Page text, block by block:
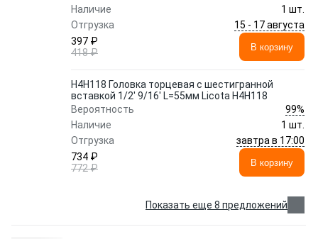
Наличие
1 шт.
Отгрузка
15 - 17 августа
397 ₽
418 ₽
В корзину
H4H118 Головка торцевая с шестигранной
вставкой 1/2' 9/16' L=55мм Licota H4H118
Вероятность
99%
Наличие
1 шт.
Отгрузка
завтра в 17:00
734 ₽
772 ₽
В корзину
Показать еще 8 предложений